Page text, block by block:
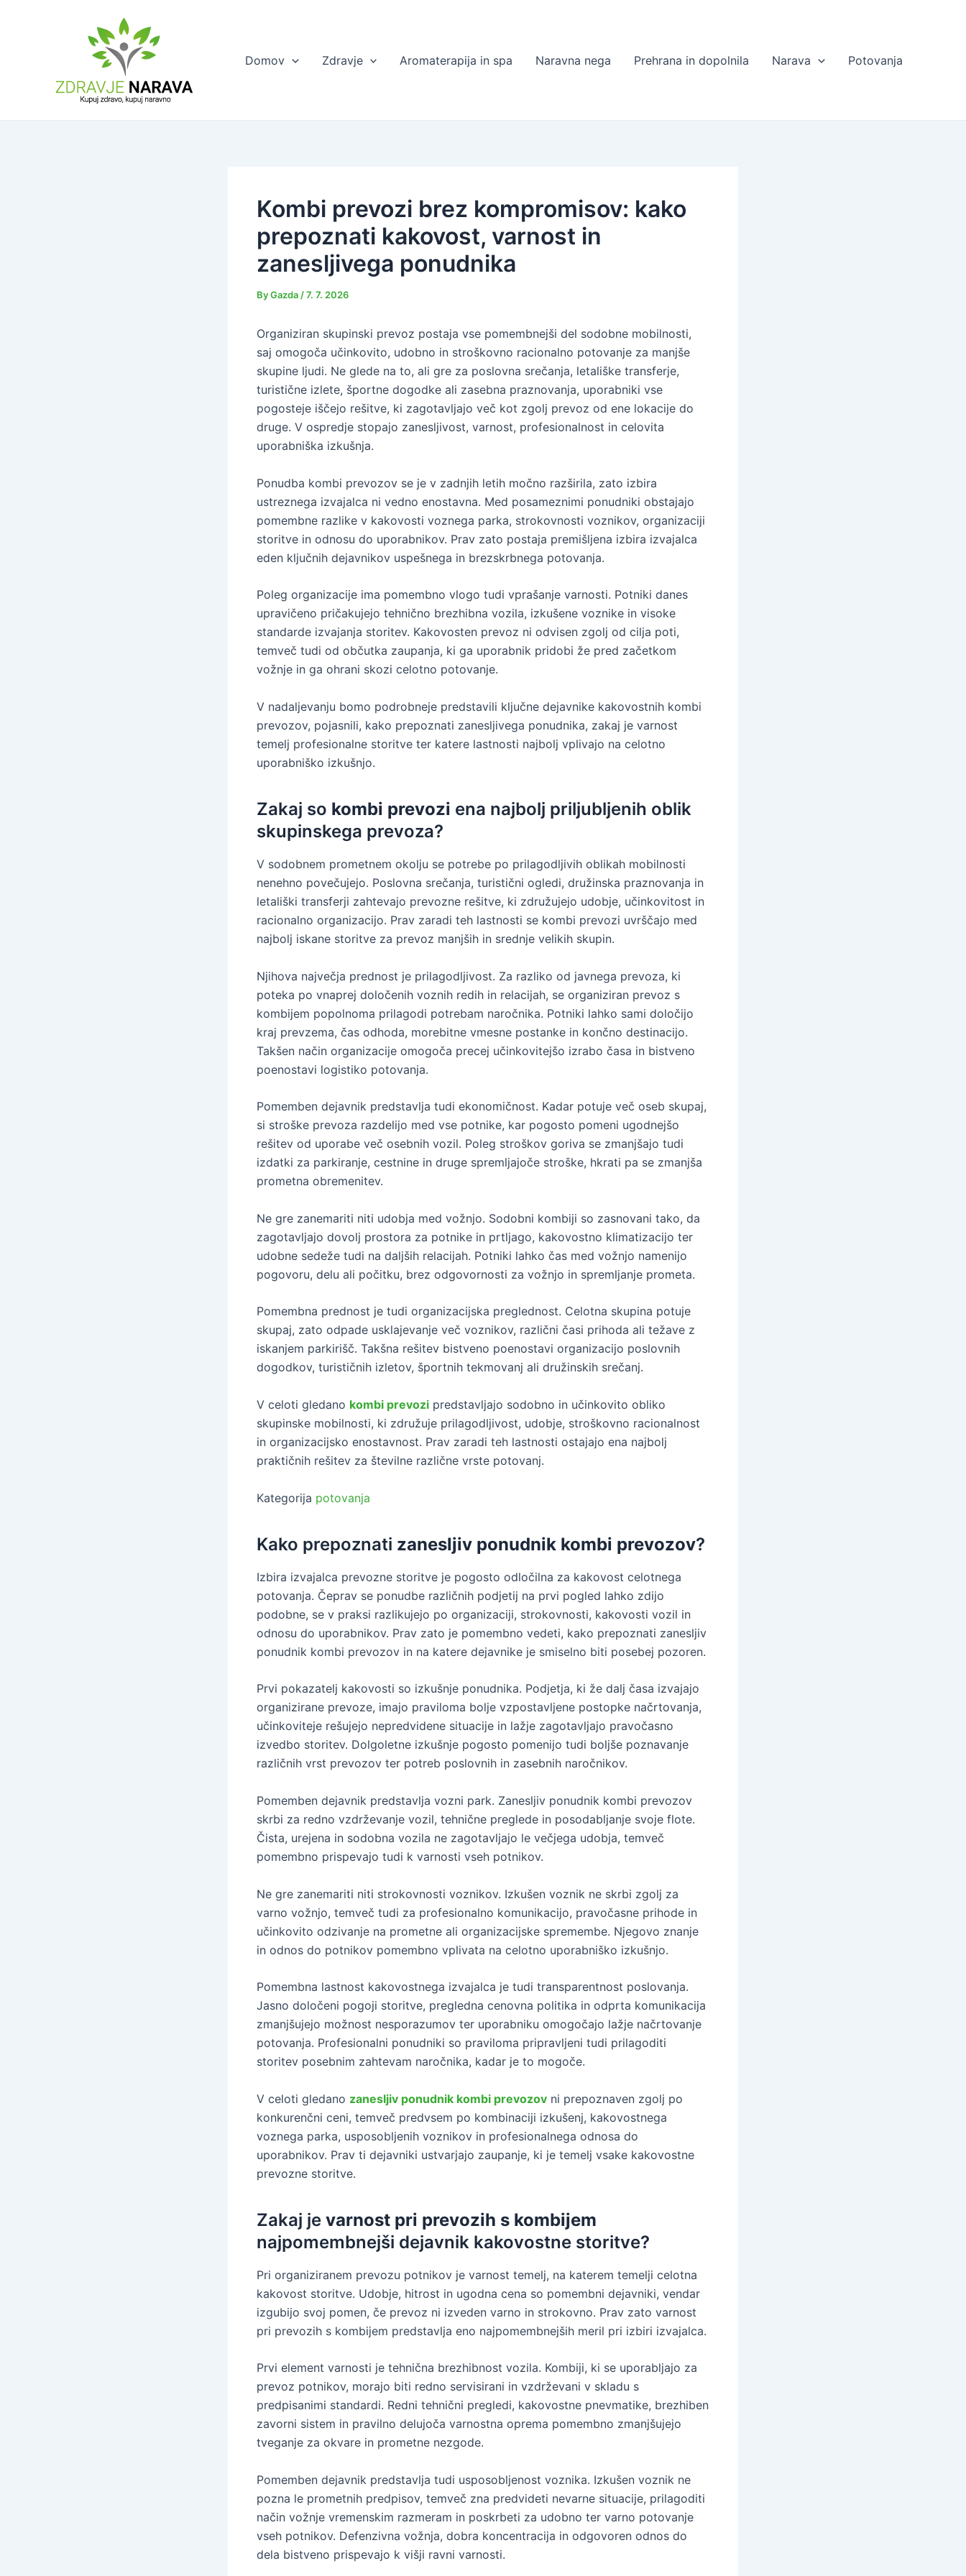
Domov
Zdravje Aromaterapija in spa Naravna nega Prehrana in dopolnila Narava Potovanja
Kombi prevozi brez kompromisov: kako
prepoznati kakovost, varnost in
zanesljivega ponudnika
ByGazda /7. 7. 2026
Organiziran skupinski prevoz postaja vse pomembnejši del sodobne mobilnosti,
saj omogoča učinkovito, udobno in stroškovno racionalno potovanje za manjše
skupine ljudi. Ne glede na to, ali gre za poslovna srečanja, letališke transferje,
turistične izlete, športne dogodke ali zasebna praznovanja, uporabniki vse
pogosteje iščejo rešitve, ki zagotavljajo več kot zgolj prevoz od ene lokacije do
druge. V ospredje stopajo zanesljivost, varnost, profesionalnost in celovita
uporabniška izkušnja.
Ponudba kombi prevozov se je v zadnjih letih močno razširila, zato izbira
ustreznega izvajalca ni vedno enostavna. Med posameznimi ponudniki obstajajo
pomembne razlike v kakovosti voznega parka, strokovnosti voznikov, organizaciji
storitve in odnosu do uporabnikov. Prav zato postaja premišljena izbira izvajalca
eden ključnih dejavnikov uspešnega in brezskrbnega potovanja.
Poleg organizacije ima pomembno vlogo tudi vprašanje varnosti. Potniki danes
upravičeno pričakujejo tehnično brezhibna vozila, izkušene voznike in visoke
standarde izvajanja storitev. Kakovosten prevoz ni odvisen zgolj od cilja poti,
temveč tudi od občutka zaupanja, ki ga uporabnik pridobi že pred začetkom
vožnje in ga ohrani skozi celotno potovanje.
V nadaljevanju bomo podrobneje predstavili ključne dejavnike kakovostnih kombi
prevozov, pojasnili, kako prepoznati zanesljivega ponudnika, zakaj je varnost
temelj profesionalne storitve ter katere lastnosti najbolj vplivajo na celotno
uporabniško izkušnjo.
Zakaj so kombi prevozi ena najbolj priljubljenih oblik
skupinskega prevoza?
V sodobnem prometnem okolju se potrebe po prilagodljivih oblikah mobilnosti
nenehno povečujejo. Poslovna srečanja, turistični ogledi, družinska praznovanja in
letališki transferji zahtevajo prevozne rešitve, ki združujejo udobje, učinkovitost in
racionalno organizacijo. Prav zaradi teh lastnosti se kombi prevozi uvrščajo med
najbolj iskane storitve za prevoz manjših in srednje velikih skupin.
Njihova največja prednost je prilagodljivost. Za razliko od javnega prevoza, ki
poteka po vnaprej določenih voznih redih in relacijah, se organiziran prevoz s
kombijem popolnoma prilagodi potrebam naročnika. Potniki lahko sami določijo
kraj prevzema, čas odhoda, morebitne vmesne postanke in končno destinacijo.
Takšen način organizacije omogoča precej učinkovitejšo izrabo časa in bistveno
poenostavi logistiko potovanja.
Pomemben dejavnik predstavlja tudi ekonomičnost. Kadar potuje več oseb skupaj,
si stroške prevoza razdelijo med vse potnike, kar pogosto pomeni ugodnejšo
rešitev od uporabe več osebnih vozil. Poleg stroškov goriva se zmanjšajo tudi
izdatki za parkiranje, cestnine in druge spremljajoče stroške, hkrati pa se zmanjša
prometna obremenitev.
Ne gre zanemariti niti udobja med vožnjo. Sodobni kombiji so zasnovani tako, da
zagotavljajo dovolj prostora za potnike in prtljago, kakovostno klimatizacijo ter
udobne sedeže tudi na daljših relacijah. Potniki lahko čas med vožnjo namenijo
pogovoru, delu ali počitku, brez odgovornosti za vožnjo in spremljanje prometa.
Pomembna prednost je tudi organizacijska preglednost. Celotna skupina potuje
skupaj, zato odpade usklajevanje več voznikov, različni časi prihoda ali težave z
iskanjem parkirišč. Takšna rešitev bistveno poenostavi organizacijo poslovnih
dogodkov, turističnih izletov, športnih tekmovanj ali družinskih srečanj.
V celoti gledano kombi prevozi predstavljajo sodobno in učinkovito obliko
skupinske mobilnosti, ki združuje prilagodljivost, udobje, stroškovno racionalnost
in organizacijsko enostavnost. Prav zaradi teh lastnosti ostajajo ena najbolj
praktičnih rešitev za številne različne vrste potovanj.
Kategorija potovanja
Kako prepoznati zanesljiv ponudnik kombi prevozov?
Izbira izvajalca prevozne storitve je pogosto odločilna za kakovost celotnega
potovanja. Čeprav se ponudbe različnih podjetij na prvi pogled lahko zdijo
podobne, se v praksi razlikujejo po organizaciji, strokovnosti, kakovosti vozil in
odnosu do uporabnikov. Prav zato je pomembno vedeti, kako prepoznati zanesljiv
ponudnik kombi prevozov in na katere dejavnike je smiselno biti posebej pozoren.
Prvi pokazatelj kakovosti so izkušnje ponudnika. Podjetja, ki že dalj časa izvajajo
organizirane prevoze, imajo praviloma bolje vzpostavljene postopke načrtovanja,
učinkoviteje rešujejo nepredvidene situacije in lažje zagotavljajo pravočasno
izvedbo storitev. Dolgoletne izkušnje pogosto pomenijo tudi boljše poznavanje
različnih vrst prevozov ter potreb poslovnih in zasebnih naročnikov.
Pomemben dejavnik predstavlja vozni park. Zanesljiv ponudnik kombi prevozov
skrbi za redno vzdrževanje vozil, tehnične preglede in posodabljanje svoje flote.
Čista, urejena in sodobna vozila ne zagotavljajo le večjega udobja, temveč
pomembno prispevajo tudi k varnosti vseh potnikov.
Ne gre zanemariti niti strokovnosti voznikov. Izkušen voznik ne skrbi zgolj za
varno vožnjo, temveč tudi za profesionalno komunikacijo, pravočasne prihode in
učinkovito odzivanje na prometne ali organizacijske spremembe. Njegovo znanje
in odnos do potnikov pomembno vplivata na celotno uporabniško izkušnjo.
Pomembna lastnost kakovostnega izvajalca je tudi transparentnost poslovanja.
Jasno določeni pogoji storitve, pregledna cenovna politika in odprta komunikacija
zmanjšujejo možnost nesporazumov ter uporabniku omogočajo lažje načrtovanje
potovanja. Profesionalni ponudniki so praviloma pripravljeni tudi prilagoditi
storitev posebnim zahtevam naročnika, kadar je to mogoče.
V celoti gledano zanesljiv ponudnik kombi prevozov ni prepoznaven zgolj po
konkurenčni ceni, temveč predvsem po kombinaciji izkušenj, kakovostnega
voznega parka, usposobljenih voznikov in profesionalnega odnosa do
uporabnikov. Prav ti dejavniki ustvarjajo zaupanje, ki je temelj vsake kakovostne
prevozne storitve.
Zakaj je varnost pri prevozih s kombijem
najpomembnejši dejavnik kakovostne storitve?
Pri organiziranem prevozu potnikov je varnost temelj, na katerem temelji celotna
kakovost storitve. Udobje, hitrost in ugodna cena so pomembni dejavniki, vendar
izgubijo svoj pomen, če prevoz ni izveden varno in strokovno. Prav zato varnost
pri prevozih s kombijem predstavlja eno najpomembnejših meril pri izbiri izvajalca.
Prvi element varnosti je tehnična brezhibnost vozila. Kombiji, ki se uporabljajo za
prevoz potnikov, morajo biti redno servisirani in vzdrževani v skladu s
predpisanimi standardi. Redni tehnični pregledi, kakovostne pnevmatike, brezhiben
zavorni sistem in pravilno delujoča varnostna oprema pomembno zmanjšujejo
tveganje za okvare in prometne nezgode.
Pomemben dejavnik predstavlja tudi usposobljenost voznika. Izkušen voznik ne
pozna le prometnih predpisov, temveč zna predvideti nevarne situacije, prilagoditi
način vožnje vremenskim razmeram in poskrbeti za udobno ter varno potovanje
vseh potnikov. Defenzivna vožnja, dobra koncentracija in odgovoren odnos do
dela bistveno prispevajo k višji ravni varnosti.